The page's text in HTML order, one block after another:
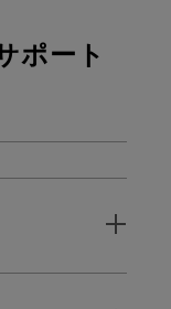
ポート